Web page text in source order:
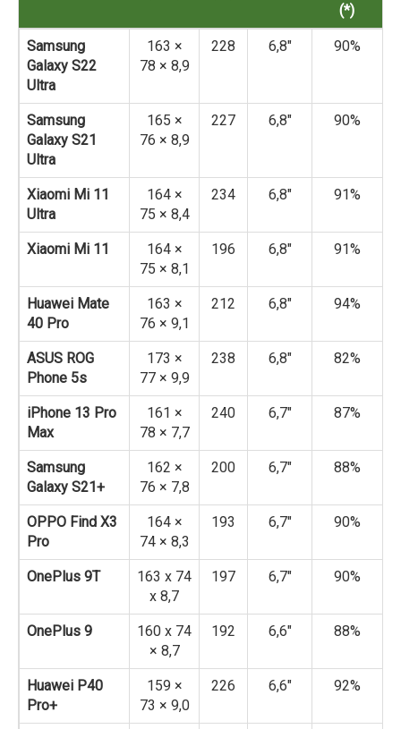
(*)
Samsung
Galaxy S22
Ultra
163 ×
78 × 8,9
228 6,8″ 90%
Samsung
Galaxy S21
Ultra
165 ×
76 × 8,9
227 6,8″ 90%
Xiaomi Mi 11
Ultra
164 ×
75 × 8,4
234 6,8″ 91%
Xiaomi Mi 11
164 ×
75 × 8,1
196 6,8″ 91%
Huawei Mate
40 Pro
163 ×
76 × 9,1
212 6,8″ 94%
ASUS ROG
Phone 5s
173 ×
77 × 9,9
238 6,8″ 82%
iPhone 13 Pro
Max
161 ×
78 × 7,7
240 6,7″ 87%
Samsung
Galaxy S21+
162 ×
76 × 7,8
200 6,7″ 88%
OPPO Find X3
Pro
164 ×
74 × 8,3
193 6,7″ 90%
OnePlus 9T
163 x 74
x 8,7
197 6,7″ 90%
OnePlus 9
160 x 74
× 8,7
192 6,6″ 88%
Huawei P40
Pro+
159 ×
73 × 9,0
226 6,6″ 92%